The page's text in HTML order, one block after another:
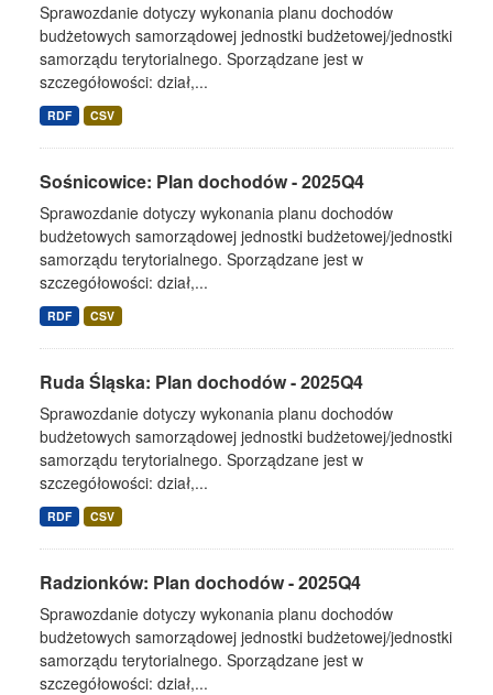
Sprawozdanie dotyczy wykonania planu dochodów
budżetowych samorządowej jednostki budżetowej/jednostki
samorządu terytorialnego. Sporządzane jest w
szczegółowości: dział,...
RDF CSV
Sośnicowice: Plan dochodów - 2025Q4
Sprawozdanie dotyczy wykonania planu dochodów
budżetowych samorządowej jednostki budżetowej/jednostki
samorządu terytorialnego. Sporządzane jest w
szczegółowości: dział,...
RDF CSV
Ruda Śląska: Plan dochodów - 2025Q4
Sprawozdanie dotyczy wykonania planu dochodów
budżetowych samorządowej jednostki budżetowej/jednostki
samorządu terytorialnego. Sporządzane jest w
szczegółowości: dział,...
RDF CSV
Radzionków: Plan dochodów - 2025Q4
Sprawozdanie dotyczy wykonania planu dochodów
budżetowych samorządowej jednostki budżetowej/jednostki
samorządu terytorialnego. Sporządzane jest w
szczegółowości: dział,...